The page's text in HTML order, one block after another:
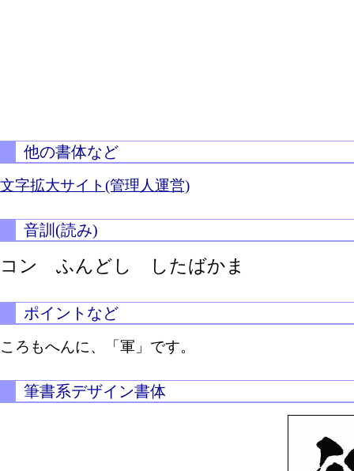
他の書体など
文字拡大サイト(管理人運営)
音訓(読み)
コン ふんどし したばかま
ポイントなど
ころもへんに、「軍」です。
筆書系デザイン書体